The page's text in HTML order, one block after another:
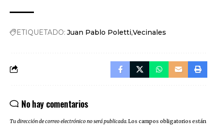
ETIQUETADO: Juan Pablo PolettiVecinales
No hay comentarios
Tu dirección de correo electrónico no será publicada.Los campos obligatorios están